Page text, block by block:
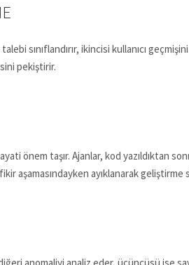
sınıflandırır, ikincisi kullanıcı
pekiştirir.
önem taşır. Ajanlar, kod yazıldıktan
aşamasındayken ayıklanarak geliştirme